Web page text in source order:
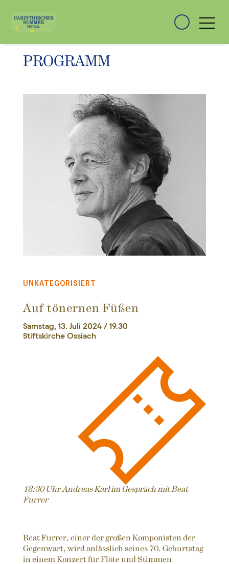
PROGRAMM
UNKATEGORISIERT
Auf tönernen Füßen
Samstag, 13. Juli 2024 / 19.30
Stiftskirche Ossiach
18:30 Uhr Andreas Karl im Gespräch mit Beat
Furrer
Beat Furrer, einer der großen Komponisten der
Gegenwart, wird anlässlich seines 70. Geburtstag
in einem Konzert für Flöte und Stimmen